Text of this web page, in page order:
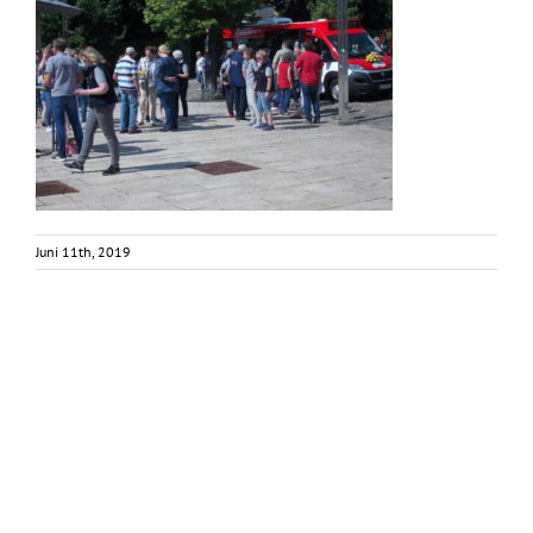
Juni 11th, 2019